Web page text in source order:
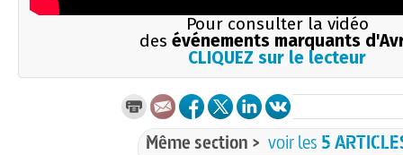
Pour consulter la vidéo
des événements marquants
CLIQUEZ sur le lecteur
Même section > voir les 5